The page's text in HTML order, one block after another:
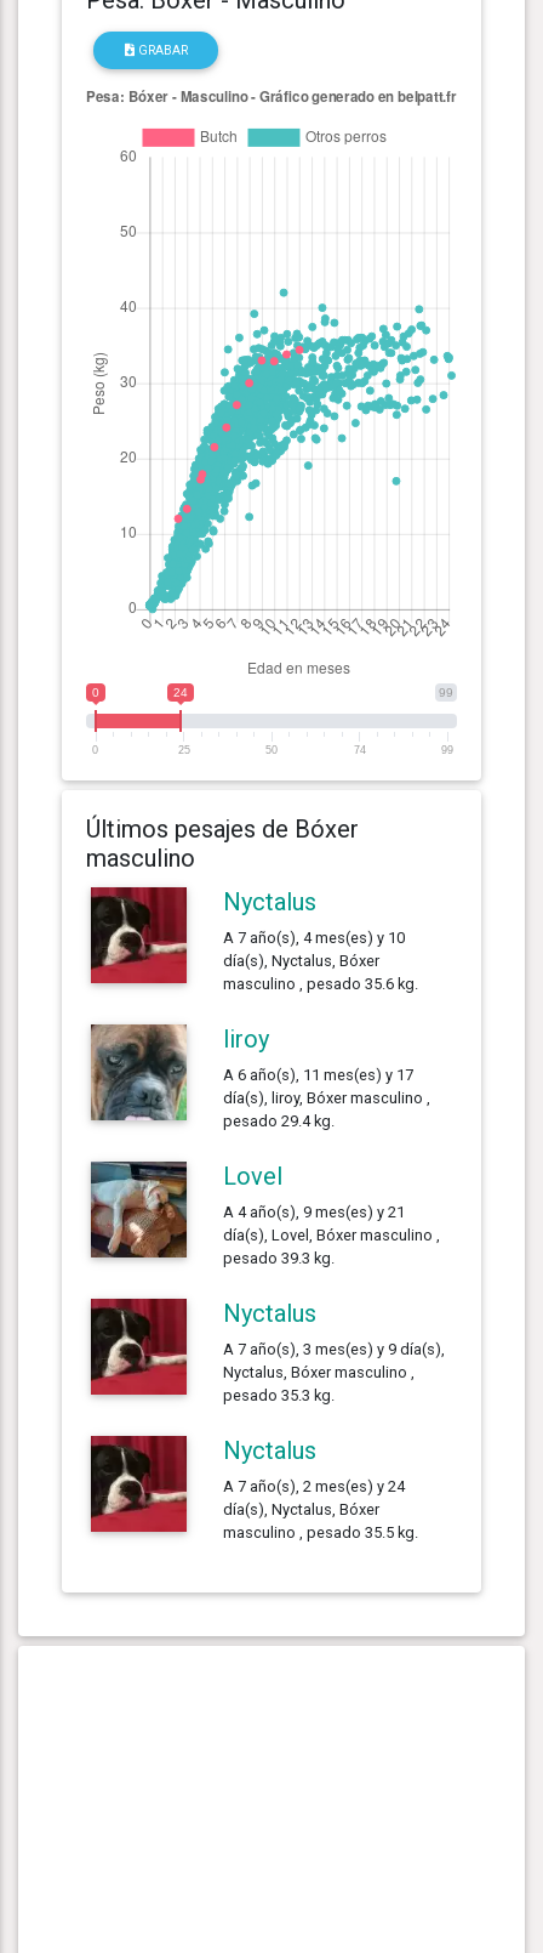
GRABAR
99
0 24
0 25 50 74 99
Últimos pesajes de Bóxer
masculino
Nyctalus
A 7 año(s), 4 mes(es) y 10
día(s), Nyctalus, Bóxer
masculino , pesado 35.6 kg.
liroy
A 6 año(s), 11 mes(es) y 17
día(s), liroy, Bóxer masculino ,
pesado 29.4 kg.
Lovel
A 4 año(s), 9 mes(es) y 21
día(s), Lovel, Bóxer masculino ,
pesado 39.3 kg.
Nyctalus
A 7 año(s), 3 mes(es) y 9 día(s),
Nyctalus, Bóxer masculino ,
pesado 35.3 kg.
Nyctalus
A 7 año(s), 2 mes(es) y 24
día(s), Nyctalus, Bóxer
masculino , pesado 35.5 kg.